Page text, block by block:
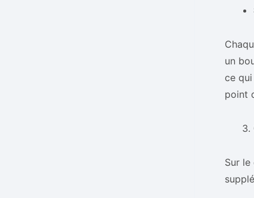
un
ce
point
Sur